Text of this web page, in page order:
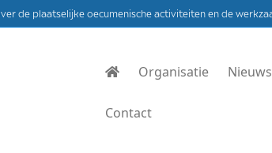
de plaatselijke oecumenische activiteiten en de
Organisatie
Contact